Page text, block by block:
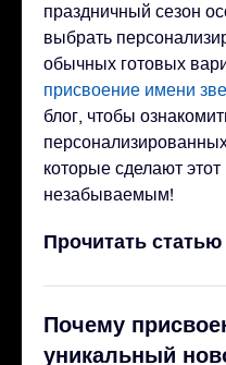
праздничный сезон
выбрать
обычных готовых
присвоение имени
блог, чтобы
которые сделают
незабываемым!
Прочитать
Почему
уникальный